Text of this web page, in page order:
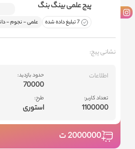
پیج علمی بینگ بنگ
7 تبلیغ داده شده علمی - نجوم -
نشانی پیج:
اطلاعات
تعداد کاربر:
1100000
حدود بازدید:
70000
طرح:
استوری
2000000ت